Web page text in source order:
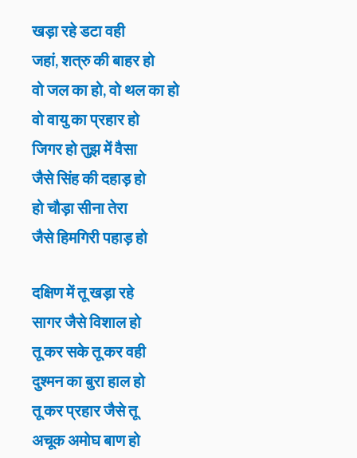
खड़ा रहे डटा वही
जहां, शत्रु की बाहर हो
वो जल का हो, वो थल का हो
वो वायु का प्रहार हो
जिगर हो तुझ में वैसा
जैसे सिंह की दहाड़ हो
हो चौड़ा सीना तेरा
जैसे हिमगिरी पहाड़ हो
दक्षिण में तू खड़ा रहे
सागर जैसे विशाल हो
तू कर सके तू कर वही
दुश्मन का बुरा हाल हो
तू कर प्रहार जैसे तू
अचूक अमोघ बाण हो